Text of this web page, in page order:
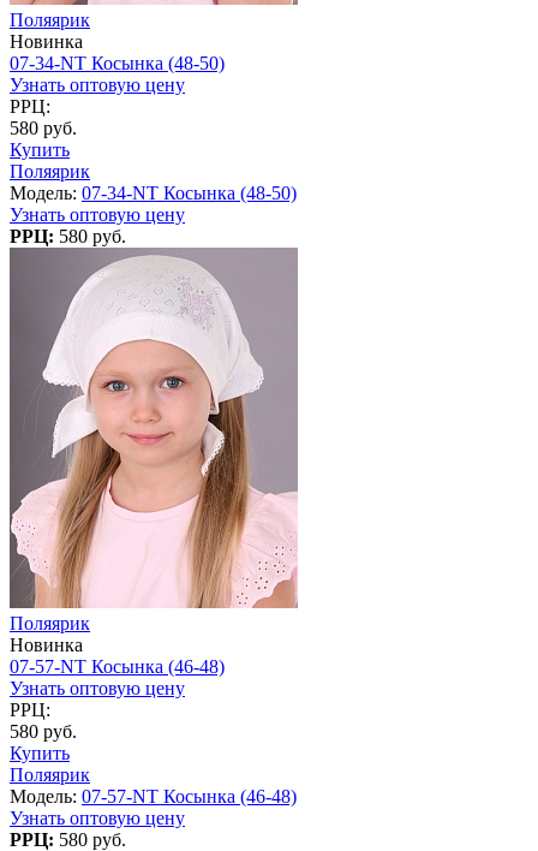
Поляярик
Новинка
07-34-NT Косынка (48-50)
Узнать оптовую цену
РРЦ:
580 руб.
Купить
Поляярик
Модель: 07-34-NT Косынка (48-50)
Узнать оптовую цену
РРЦ: 580 руб.
Поляярик
Новинка
07-57-NT Косынка (46-48)
Узнать оптовую цену
РРЦ:
580 руб.
Купить
Поляярик
Модель: 07-57-NT Косынка (46-48)
Узнать оптовую цену
РРЦ: 580 руб.